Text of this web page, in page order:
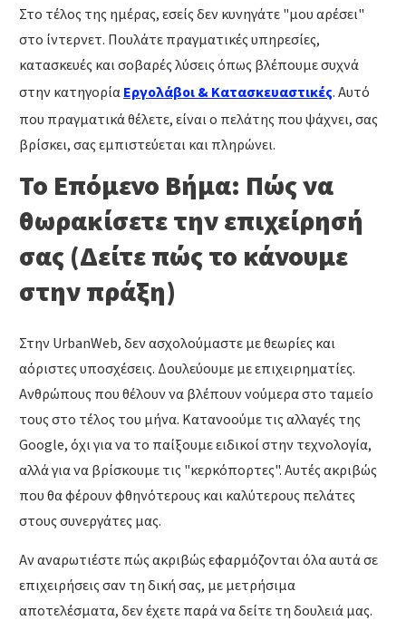
Στο τέλος της ημέρας, εσείς δεν κυνηγάτε "μου αρέσει"
στο ίντερνετ. Πουλάτε πραγματικές υπηρεσίες,
κατασκευές και σοβαρές λύσεις όπως βλέπουμε συχνά
στην κατηγορίαΕργολάβοι & Κατασκευαστικές. Αυτό
που πραγματικά θέλετε, είναι ο πελάτης που ψάχνει, σας
βρίσκει, σας εμπιστεύεται και πληρώνει.
Το Επόμενο Βήμα: Πώς να
θωρακίσετε την επιχείρησή
σας (Δείτε πώς το κάνουμε
στην πράξη)
Στην UrbanWeb, δεν ασχολούμαστε με θεωρίες και
αόριστες υποσχέσεις. Δουλεύουμε με επιχειρηματίες.
Ανθρώπους που θέλουν να βλέπουν νούμερα στο ταμείο
τους στο τέλος του μήνα. Κατανοούμε τις αλλαγές της
Google, όχι για να το παίξουμε ειδικοί στην τεχνολογία,
αλλά για να βρίσκουμε τις "κερκόπορτες". Αυτές ακριβώς
που θα φέρουν φθηνότερους και καλύτερους πελάτες
στους συνεργάτες μας.
Αν αναρωτιέστε πώς ακριβώς εφαρμόζονται όλα αυτά σε
επιχειρήσεις σαν τη δική σας, με μετρήσιμα
αποτελέσματα, δεν έχετε παρά να δείτε τη δουλειά μας.